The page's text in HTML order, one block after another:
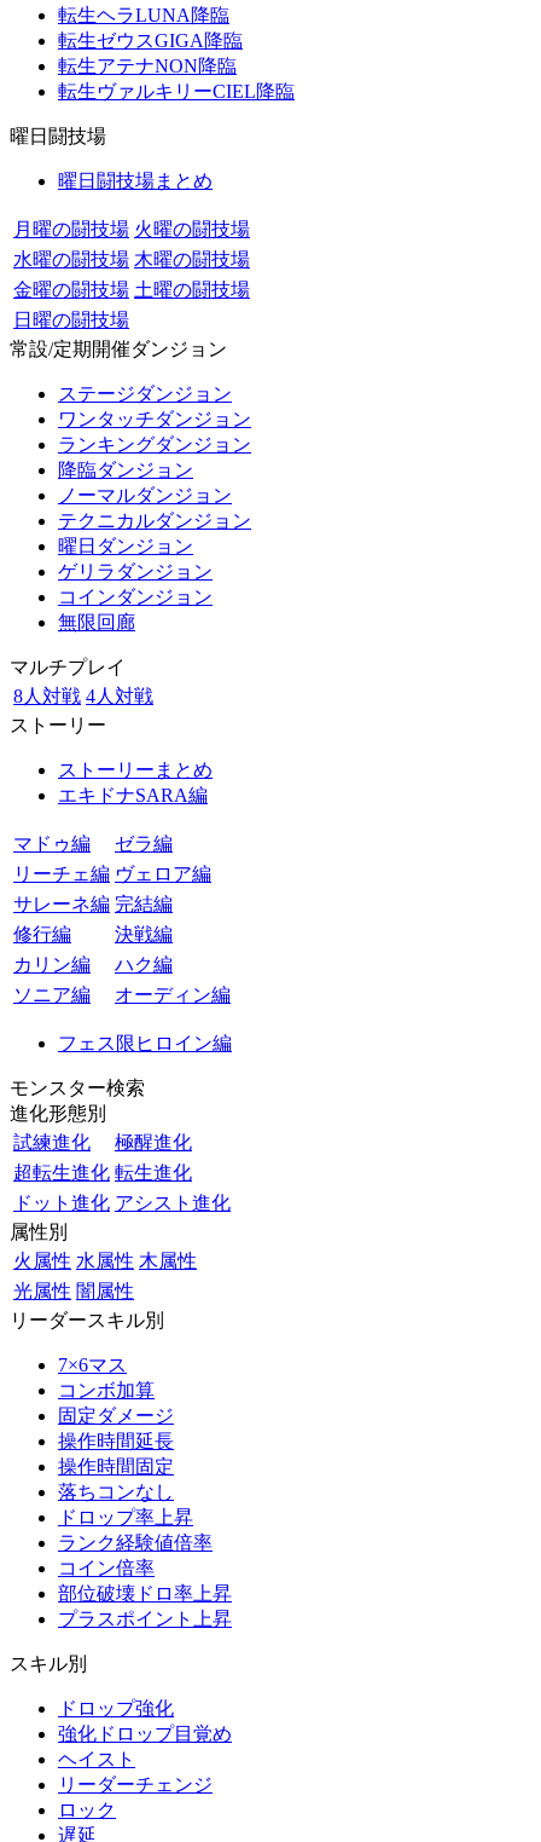
転生ヘラLUNA降臨
転生ゼウスGIGA降臨
転生アテナNON降臨
転生ヴァルキリーCIEL降臨
曜日闘技場
曜日闘技場まとめ
月曜の闘技場 火曜の闘技場
水曜の闘技場 木曜の闘技場
金曜の闘技場 土曜の闘技場
日曜の闘技場
常設/定期開催ダンジョン
ステージダンジョン
ワンタッチダンジョン
ランキングダンジョン
降臨ダンジョン
ノーマルダンジョン
テクニカルダンジョン
曜日ダンジョン
ゲリラダンジョン
コインダンジョン
無限回廊
マルチプレイ
8人対戦 4人対戦
ストーリー
ストーリーまとめ
エキドナSARA編
マドゥ編
ゼラ編
リーチェ編 ヴェロア編
サレーネ編 完結編
修行編
決戦編
カリン編
ハク編
ソニア編
オーディン編
フェス限ヒロイン編
モンスター検索
進化形態別
試練進化
極醒進化
超転生進化 転生進化
ドット進化 アシスト進化
属性別
火属性 水属性 木属性
光属性 闇属性
リーダースキル別
7×6マス
コンボ加算
固定ダメージ
操作時間延長
操作時間固定
落ちコンなし
ドロップ率上昇
ランク経験値倍率
コイン倍率
部位破壊ドロ率上昇
プラスポイント上昇
スキル別
ドロップ強化
強化ドロップ目覚め
ヘイスト
リーダーチェンジ
ロック
遅延